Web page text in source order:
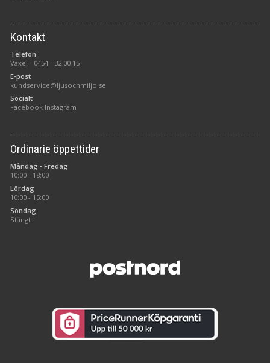
Kontakt
Telefon
Växel - 0454 - 32 00 15
E-post
kundservice@ljusochmiljo.se
Socialt
Facebook Instagram
Ordinarie öppettider
Måndag - Fredag
10:00 - 18:00
Lördag
10:00 - 15:00
Söndag
Stängt